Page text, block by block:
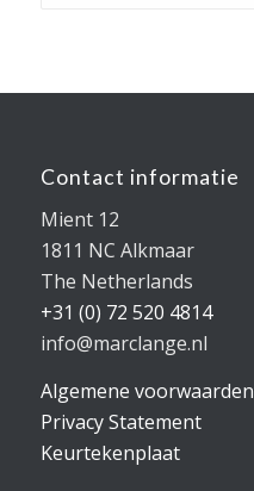
Contact informatie
Mient 12
1811 NC Alkmaar
The Netherlands
+31 (0) 72 520 4814
info@marclange.nl
Algemene voorwaarden
Privacy Statement
Keurtekenplaat